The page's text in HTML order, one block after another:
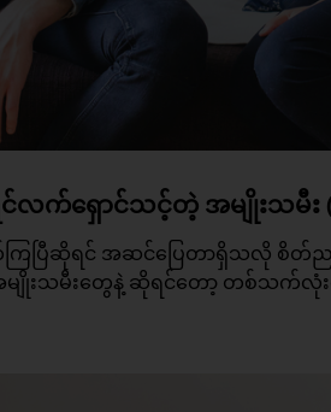
င်လက်ရှောင်သင့်တဲ့ အမျိုးသမီး (
ကြပြီဆိုရင် အဆင်ပြေတာရှိသလို စိ
မျိုးသမီးတွေနဲ့ ဆိုရင်တော့ တစ်သက်လုံ